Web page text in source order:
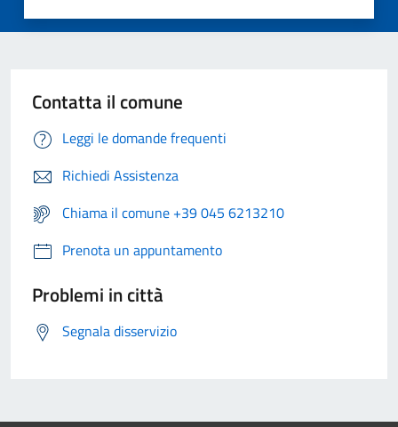
Contatta il comune
Leggi le domande frequenti
Richiedi Assistenza
Chiama il comune +39 045 6213210
Prenota un appuntamento
Problemi in città
Segnala disservizio